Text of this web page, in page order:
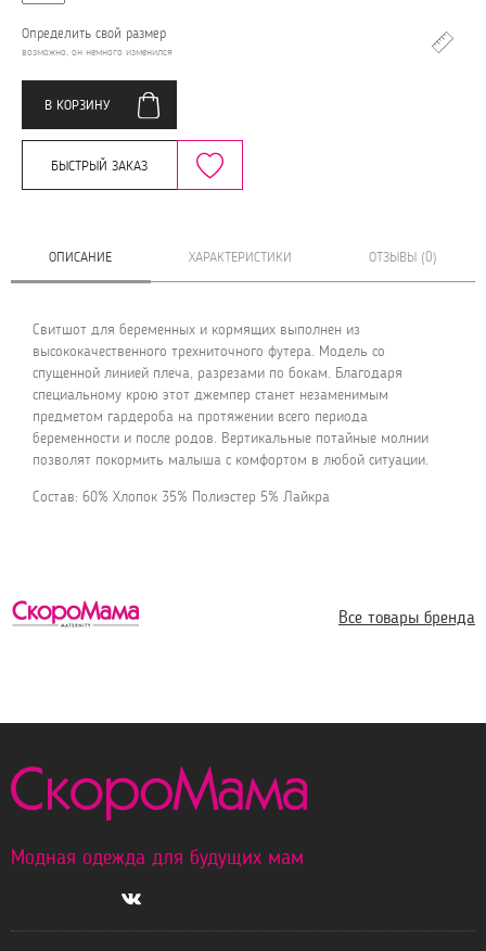
Определить свой размер
возможно, он немного изменился
В КОРЗИНУ
БЫСТРЫЙ ЗАКАЗ
ОПИСАНИЕ ХАРАКТЕРИСТИКИ ОТЗЫВЫ (0)
Свитшот для беременных и кормящих выполнен из
высококачественного трехниточного футера. Модель со
спущенной линией плеча, разрезами по бокам. Благодаря
специальному крою этот джемпер станет незаменимым
предметом гардероба на протяжении всего периода
беременности и после родов. Вертикальные потайные молнии
позволят покормить малыша с комфортом в любой ситуации.
Состав: 60% Хлопок 35% Полиэстер 5% Лайкра
Все товары бренда
Модная одежда для будущих мам